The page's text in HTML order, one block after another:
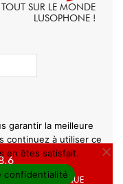
TOUT SUR LE MONDE
LUSOPHONE !
BOUTIQUE
garantir la meilleure
continuez à utiliser ce
en êtes satisfait.
confidentialité